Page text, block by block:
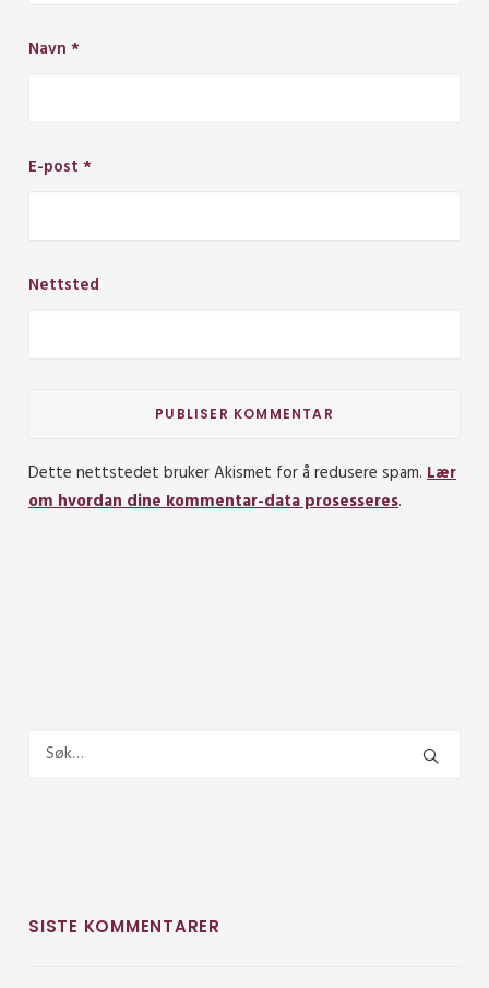
Navn *
E-post *
Nettsted
Dette nettstedet bruker Akismet for å redusere spam. Lær
om hvordan dine kommentar-data prosesseres.
SISTE KOMMENTARER